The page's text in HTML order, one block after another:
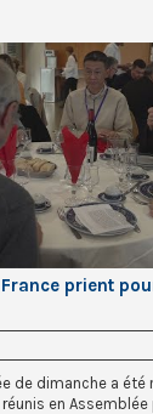
prient
de dimanche a été
en Assemblée